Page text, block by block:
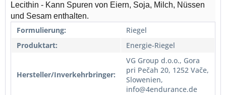
Lecithin - Kann Spuren von Eiern, Soja, Milch, Nüssen
und Sesam enthalten.
Formulierung:
Riegel
Produktart:
Energie-Riegel
Hersteller/Inverkehrbringer:
VG Group d.o.o., Gora
pri Pečah 20, 1252 Vače,
Slowenien,
info@4endurance.de